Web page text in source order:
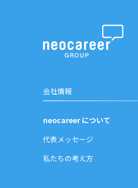
会社情報
neocareer について
代表メッセージ
私たちの考え方